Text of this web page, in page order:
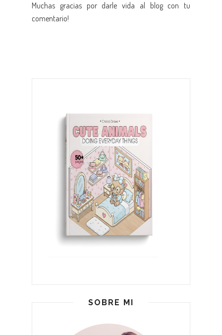
Muchas gracias por darle vida al blog con tu
comentario!
SOBRE MI